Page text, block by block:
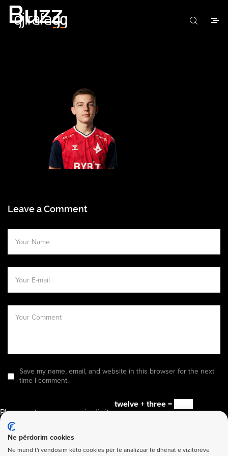
Buzz
Leave a Comment
Save my name, email, and website in this browser for the next
time I comment.
Please enter an answer in digits:
twelve + three =
Send it Now
Ne përdorim cookies
Ne mund t'i vendosim këto cookies për të analizuar të dhënat e vizitorëve